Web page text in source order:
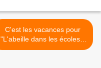
C'est les vacances pour
"L'abeille dans les écoles".
>